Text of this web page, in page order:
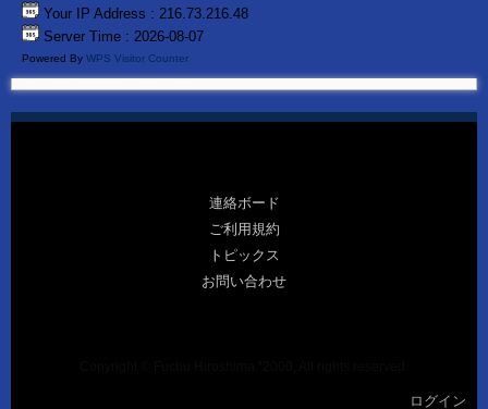
Your IP Address : 216.73.216.48
Server Time : 2026-08-07
Powered By WPS Visitor Counter
連絡ボード
ご利用規約
トピックス
お問い合わせ
ログイン